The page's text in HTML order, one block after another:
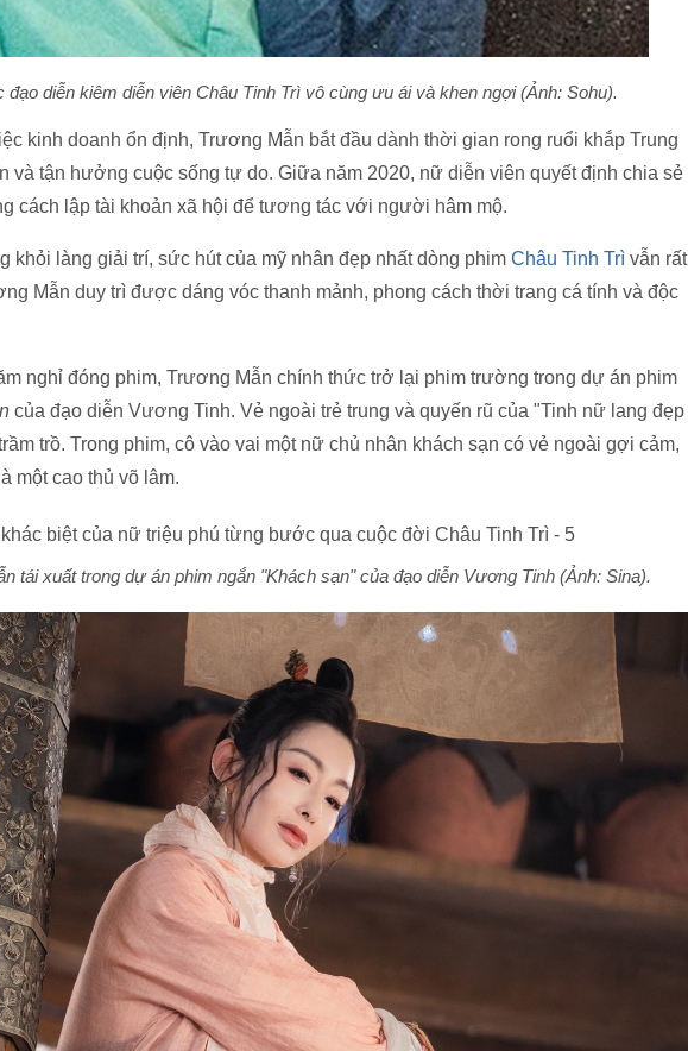
diễn kiêm diễn viên Châu Tinh Trì vô cùng ưu ái và khen ngợi (Ảnh: Sohu).
kinh doanh ổn định, Trương Mẫn bắt đầu dành thời gian rong ruổi khắp Trung
và tận hưởng cuộc sống tự do. Giữa năm 2020, nữ diễn viên quyết định chia sẻ
cách lập tài khoản xã hội để tương tác với người hâm mộ.
khỏi làng giải trí, sức hút của mỹ nhân đẹp nhất dòng phim Châu Tinh Trì vẫn rất
Mẫn duy trì được dáng vóc thanh mảnh, phong cách thời trang cá tính và độc
nghỉ đóng phim, Trương Mẫn chính thức trở lại phim trường trong dự án phim
của đạo diễn Vương Tinh. Vẻ ngoài trẻ trung và quyến rũ của "Tinh nữ lang đẹp
trồ. Trong phim, cô vào vai một nữ chủ nhân khách sạn có vẻ ngoài gợi cảm,
một cao thủ võ lâm.
tái xuất trong dự án phim ngắn "Khách sạn" của đạo diễn Vương Tinh (Ảnh: Sina).